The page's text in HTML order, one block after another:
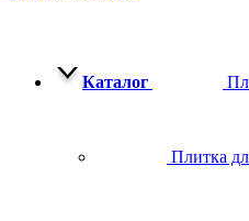
Каталог
Плитка